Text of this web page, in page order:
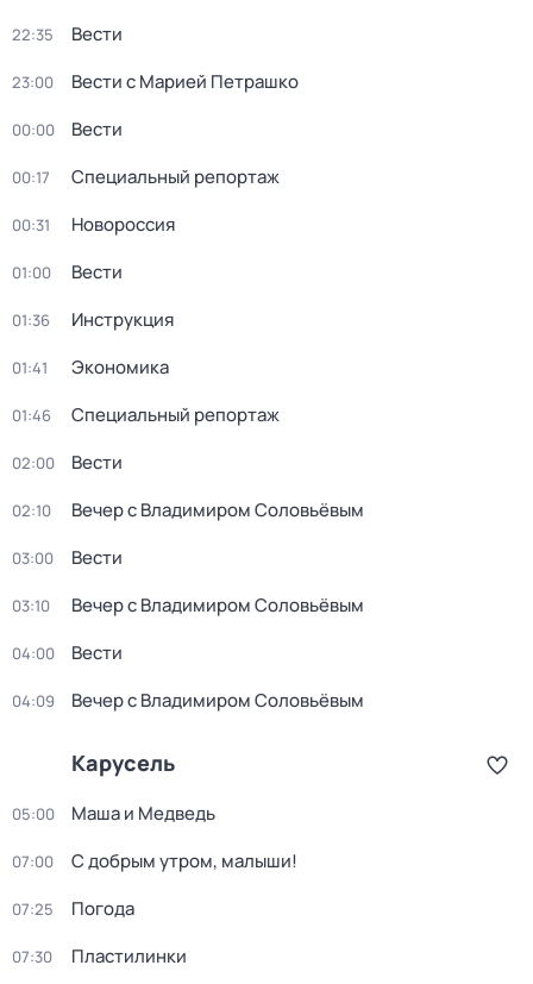
22:35 Вести
23:00 Вести с Марией Петрашко
00:00 Вести
00:17 Специальный репортаж
00:31 Новороссия
01:00 Вести
01:36 Инструкция
01:41 Экономика
01:46 Специальный репортаж
02:00 Вести
02:10 Вечер с Владимиром Соловьёвым
03:00 Вести
03:10 Вечер с Владимиром Соловьёвым
04:00 Вести
04:09 Вечер с Владимиром Соловьёвым
Карусель
05:00 Маша и Медведь
07:00 С добрым утром, малыши!
07:25 Погода
07:30 Пластилинки